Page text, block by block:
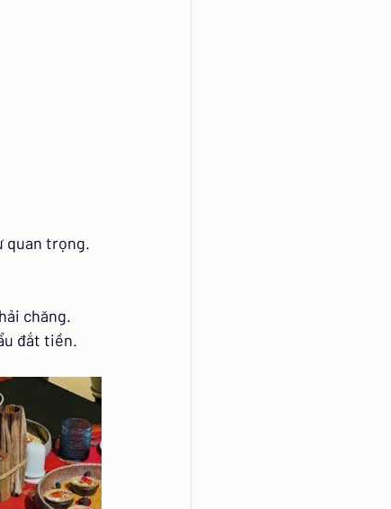
quan trọng.
chăng.
đắt tiền.